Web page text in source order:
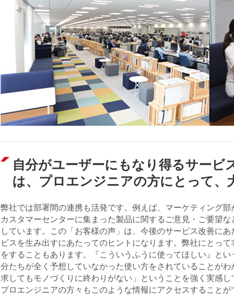
自分がユーザーにもなり得るサービ
は、プロエンジニアの方にとって、
弊社では部署間の連携も活発です。例えば、マーケティング
カスタマーセンターに集まった製品に関するご意見・ご要望
しています。この「お客様の声」は、今後のサービス改善に
ビスを生み出すにあたってのヒントになります。弊社にとっ
をすることもあります。『こういうふうに使ってほしい』と
分たちが全く予想していなかった使い方をされていることが
求してもモノづくりに終わりがない」ということを強く実感し
プロエンジニアの方々もこのような情報にアクセスすること